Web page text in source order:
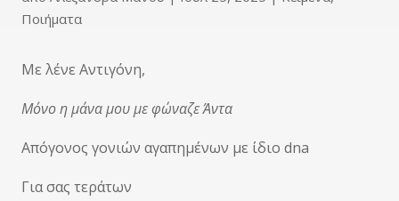
Ποιήματα
Με λένε Αντιγόνη,
Μόνο η μάνα μου με φώναζε Άντα
Απόγονος γονιών αγαπημένων με ίδιο dna
Για σας τεράτων